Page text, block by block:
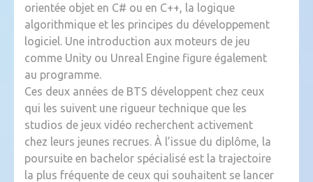
orientée objet en C# ou en C++, la logique
algorithmique et les principes du développement
logiciel. Une introduction aux moteurs de jeu
comme Unity ou Unreal Engine figure également
au programme.
Ces deux années de BTS développent chez ceux
qui les suivent une rigueur technique que les
studios de jeux vidéo recherchent activement
chez leurs jeunes recrues. À l’issue du diplôme, la
poursuite en bachelor spécialisé est la trajectoire
la plus fréquente de ceux qui souhaitent se lancer